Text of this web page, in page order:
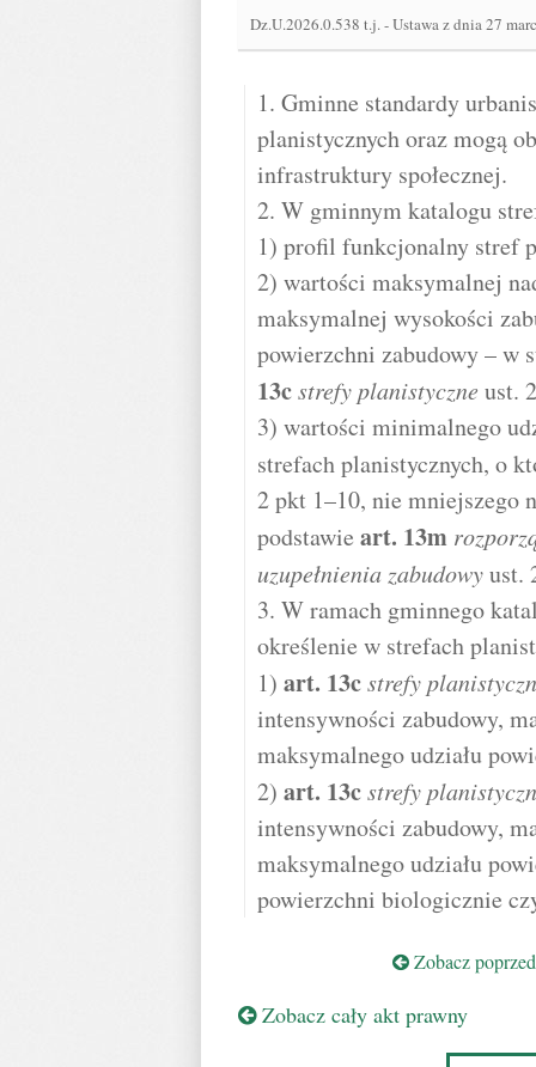
Dz.U.2026.0.538 t.j.-Ustawa z dnia 27
1. Gminne standardy
planistycznych oraz mogą
infrastruktury społecznej.
2. W gminnym katalogu
1) profil funkcjonalny stref
2) wartości maksymalnej
maksymalnej wysokości
powierzchni zabudowy – w
13cstrefy planistyczne ust.
3) wartości minimalnego
strefach planistycznych, o
2 pkt 1–10, nie mniejszego
podstawie art. 13m
uzupełnienia zabudowyust.
3. W ramach gminnego
określenie w strefach
1) art. 13cstrefy
intensywności zabudowy,
maksymalnego udziału
2) art. 13cstrefy
intensywności zabudowy,
maksymalnego udziału
powierzchni biologicznie
Zobacz
Zobacz cały akt prawny